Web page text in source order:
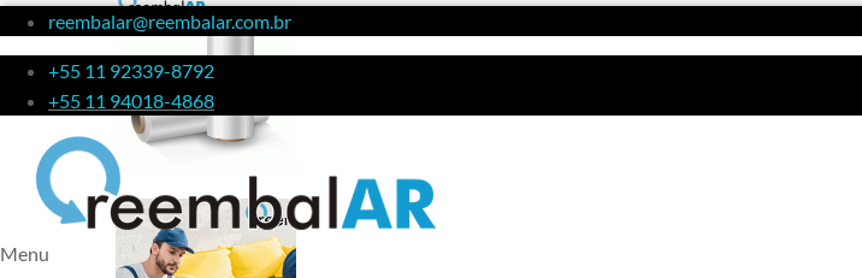
48×50
Fita Adesiva
Fita Adesiva Personalizada
Fita Adesiva Personalizada com
Fita Adesiva Personalizada em
Pequena Quantidade
reembalar@reembalar.com.br
+55 11 92339-8792
+55 11 94018-4868
Menu